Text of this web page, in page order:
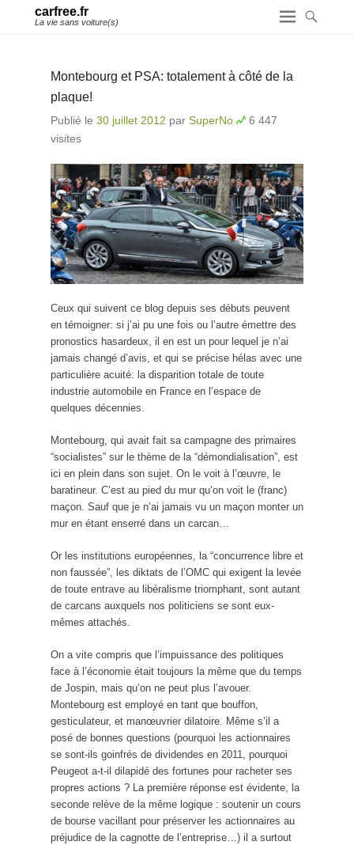
carfree.fr
La vie sans voiture(s)
Montebourg et PSA: totalement à côté de la
plaque!
Publié le 30 juillet 2012 par SuperNo
6 447
visites
Ceux qui suivent ce blog depuis ses débuts peuvent
en témoigner: si j’ai pu une fois ou l’autre émettre des
pronostics hasardeux, il en est un pour lequel je n’ai
jamais changé d’avis, et qui se précise hélas avec une
particulière acuité: la disparition totale de toute
industrie automobile en France en l’espace de
quelques décennies.
Montebourg, qui avait fait sa campagne des primaires
“socialistes” sur le thème de la “démondialisation”, est
ici en plein dans son sujet. On le voit à l’œuvre, le
baratineur. C’est au pied du mur qu’on voit le (franc)
maçon. Sauf que je n’ai jamais vu un maçon monter un
mur en étant enserré dans un carcan…
Or les institutions européennes, la “concurrence libre et
non faussée”, les diktats de l’OMC qui exigent la levée
de toute entrave au libéralisme triomphant, sont autant
de carcans auxquels nos politiciens se sont eux-
mêmes attachés.
On a vite compris que l’impuissance des politiques
face à l’économie était toujours la même que du temps
de Jospin, mais qu’on ne peut plus l’avouer.
Montebourg est employé en tant que bouffon,
gesticulateur, et manœuvrier dilatoire. Même s’il a
posé de bonnes questions (pourquoi les actionnaires
se sont-ils goinfrés de dividendes en 2011, pourquoi
Peugeot a-t-il dilapidé des fortunes pour racheter ses
propres actions ? La première réponse est évidente, la
seconde relève de la même logique : soutenir un cours
de bourse vacillant pour préserver les actionnaires au
préjudice de la cagnotte de l’entreprise…) il a surtout